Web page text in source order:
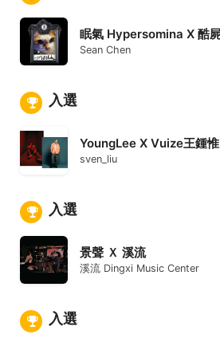
Sean Chen
入選
YoungLee X Vuize王鍾惟
sven_liu
入選
景聲 Ｘ 溪流
溪流 Dingxi Music Center
入選